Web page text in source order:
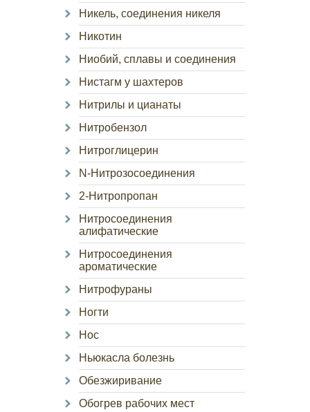
Никель, соединения никеля
Никотин
Ниобий, сплавы и соединения
Нистагм у шахтеров
Нитрилы и цианаты
Нитробензол
Нитроглицерин
N-Нитрозосоединения
2-Нитропропан
Нитросоединения
алифатические
Нитросоединения
ароматические
Нитрофураны
Ногти
Нос
Ньюкасла болезнь
Обезжиривание
Обогрев рабочих мест